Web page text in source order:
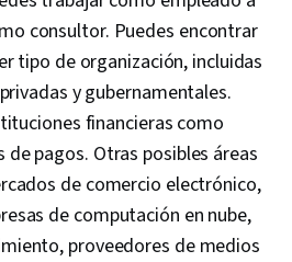
Risk Analysis, Enterprise Security,
Risk Mitigation, File I/O,
Automation, Programming
Computer Programming, Program
Maintainability, IT Automation,
Export
consultor. Puedes encontrar
tipo de organización, incluidas
y gubernamentales.
financieras como
de pagos. Otras posibles áreas
de comercio electrónico,
de computación en nube,
proveedores de medios